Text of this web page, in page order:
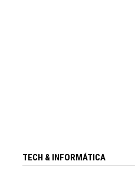
TECH & INFORMÁTICA